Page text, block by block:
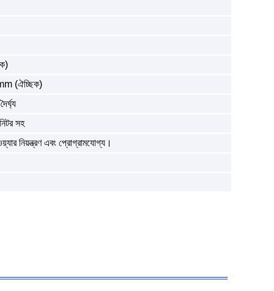
(ঐচ্ছিক)
সহ
নিয়ন্ত্রণ এবং প্রোগ্রামযোগ্য।